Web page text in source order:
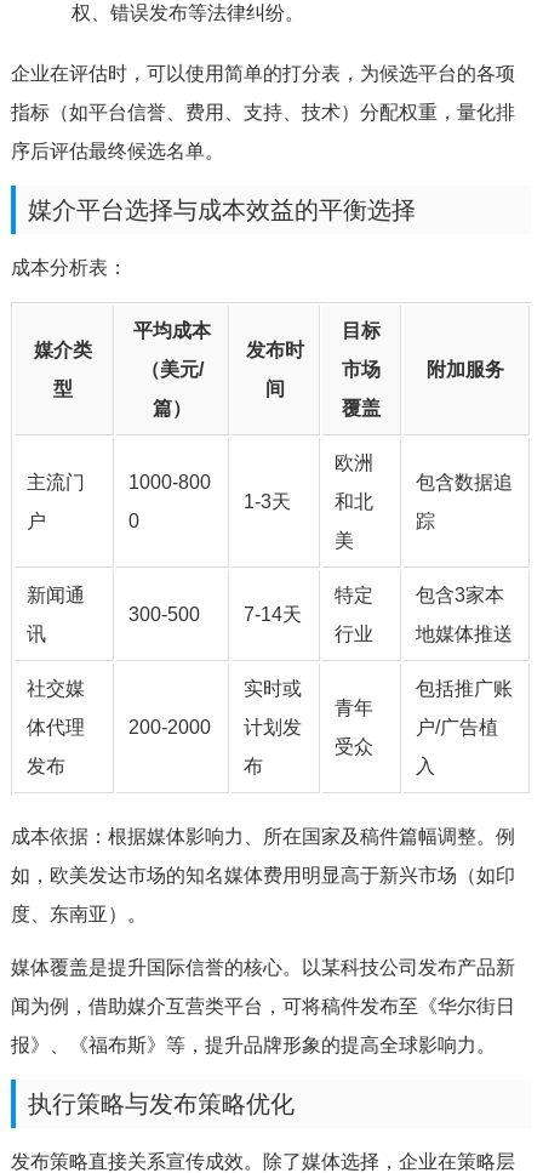
权、错误发布等法律纠纷。
企业在评估时，可以使用简单的打分表，为候选平台的各项
指标（如平台信誉、费用、支持、技术）分配权重，量化排
序后评估最终候选名单。
媒介平台选择与成本效益的平衡选择
成本分析表：
媒介类
型
平均成本
（美元/
篇）
发布时
间
目标
市场
覆盖
附加服务
主流门
户
1000-800
0
1-3天
欧洲
和北
美
包含数据追
踪
新闻通
讯
300-500 7-14天
特定
行业
包含3家本
地媒体推送
社交媒
体代理
发布
200-2000
实时或
计划发
布
青年
受众
包括推广账
户/广告植
入
成本依据：根据媒体影响力、所在国家及稿件篇幅调整。例
如，欧美发达市场的知名媒体费用明显高于新兴市场（如印
度、东南亚）。
媒体覆盖是提升国际信誉的核心。以某科技公司发布产品新
闻为例，借助媒介互营类平台，可将稿件发布至《华尔街日
报》、《福布斯》等，提升品牌形象的提高全球影响力。
执行策略与发布策略优化
发布策略直接关系宣传成效。除了媒体选择，企业在策略层